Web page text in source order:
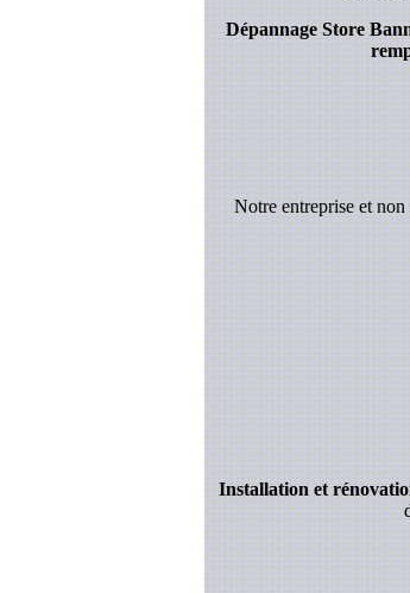
Dépannage Store
Notre entreprise et non
Installation et